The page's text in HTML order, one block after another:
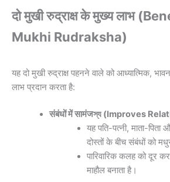
दो मुखी रुद्राक्ष के मुख्य लाभ
Mukhi Rudraksha)
यह दो मुखी रुद्राक्ष पहनने वाले को आध्यात्मिक,
लाभ प्रदान करता है:
संबंधों में सामंजস্য (Improves
यह पति-पत्नी, माता-
दोस्तों के बीच संबंधों को
पारिवारिक कलह को दूर
माहौल बनाता है।